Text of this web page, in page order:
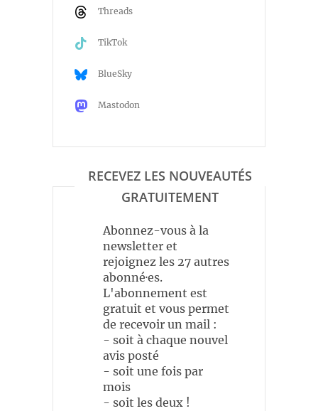
Threads
TikTok
BlueSky
Mastodon
RECEVEZ LES NOUVEAUTÉS
GRATUITEMENT
Abonnez-vous à la
newsletter et
rejoignez les 27 autres
abonné·es.
L'abonnement est
gratuit et vous permet
de recevoir un mail :
- soit à chaque nouvel
avis posté
- soit une fois par
mois
- soit les deux !